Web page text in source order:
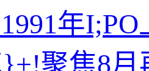
年
聚焦8月